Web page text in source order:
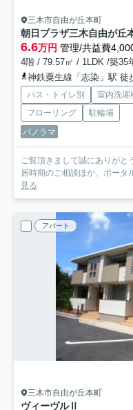
三木市自由が丘本町
朝日プラザ三木自由が丘
6.6万円 管理/共益費
4階 / 79.57㎡ / 1LDK /築35
神鉄粟生線「志染」駅 徒
バス・トイレ別 室内洗濯
フローリング
駐輪場
パノラマ
ご覧頂きまして誠にありがと
居時期のご相談ほか、ポータ
見る
アパート
三木市自由が丘本町
ヴィーヴルⅡ